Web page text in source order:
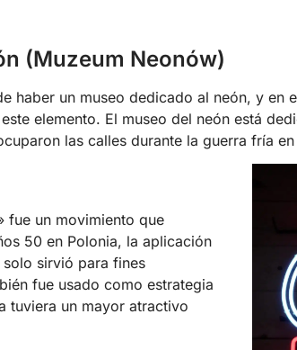
(Muzeum Neonów)
haber un museo dedicado al neón, y en
elemento. El museo del neón está
las calles durante la guerra fría
fue un movimiento que
50 en Polonia, la aplicación
sirvió para fines
fue usado como estrategia
tuviera un mayor atractivo